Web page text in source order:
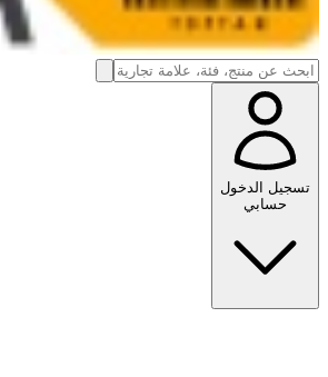
تسجيل الدخول
حسابي